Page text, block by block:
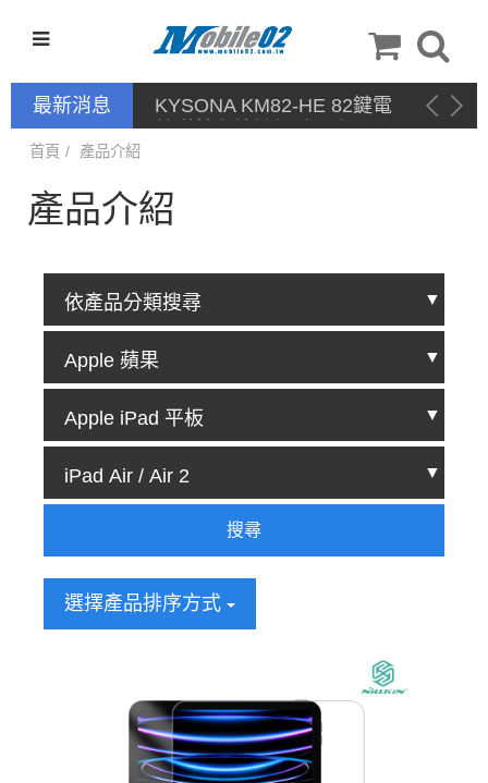
最新消息
KYSONA KM82-HE 82鍵電
競磁軸有線鍵盤 產品網頁驅
首頁 產品介紹
產品介紹
搜尋
選擇產品排序方式